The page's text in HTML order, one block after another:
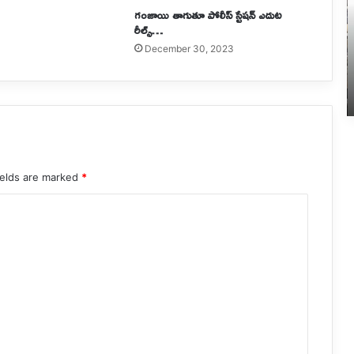
గంజాయి తాగుతూ పోలీస్​ స్టేషన్​ ఎదుట
రీల్స్…
December 30, 2023
are marked *
7 hours ago
గ్రూప్-2 హాల్ టికెట్ల విడుదల..